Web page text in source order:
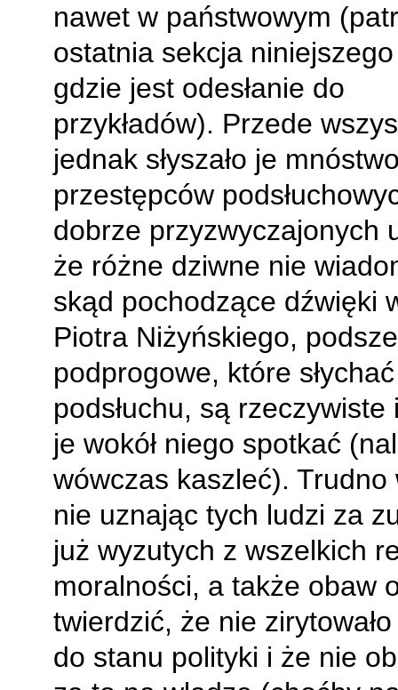
nawet w państwowym
ostatnia sekcja niniejszego
gdzie jest odesłanie do
przykładów). Przede
jednak słyszało je
przestępców
dobrze przyzwyczajonych
że różne dziwne nie
skąd pochodzące dźwięki
Piotra Niżyńskiego,
podprogowe, które
podsłuchu, są rzeczywiste
je wokół niego spotkać
wówczas kaszleć). Trudno
nie uznając tych ludzi za
już wyzutych z wszelkich
moralności, a także obaw
twierdzić, że nie
do stanu polityki i że nie